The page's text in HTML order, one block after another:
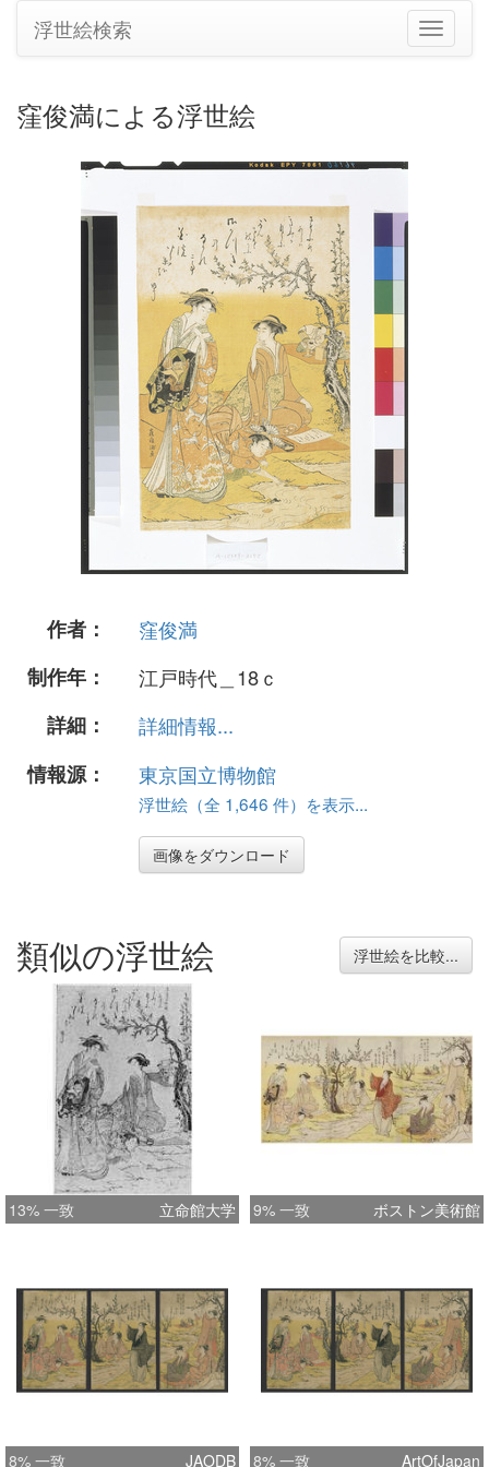
ナ
ビ
浮世絵検索
窪俊満による浮世絵
作者：
窪俊満
制作年：
江戸時代＿18ｃ
詳細：
詳細情報...
情報源：
東京国立博物館
浮世絵（全 1,646 件）を表示...
画像をダウンロード
類似の浮世絵 浮世絵を比較...
13% 一致 立命館大学 9% 一致 ボストン美術館
8% 一致 JAODB 8% 一致 ArtOfJapan